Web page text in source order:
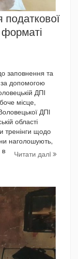
форматі
заповнення та
за допомогою
ДПІ
місце,
ДПІ
області
тренінги щодо
наголошують,
в
Читати далi